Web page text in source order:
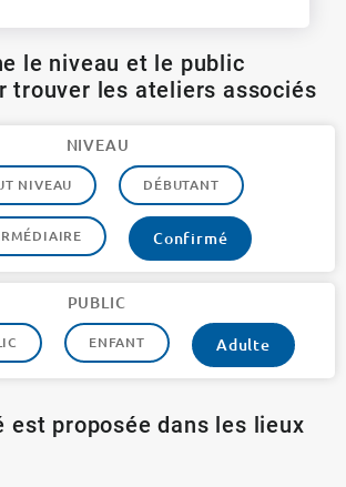
le niveau et le public
trouver les ateliers associés
NIVEAU
NIVEAU DÉBUTANT
Confirmé
PUBLIC
ENFANT Adulte
est proposée dans les lieux